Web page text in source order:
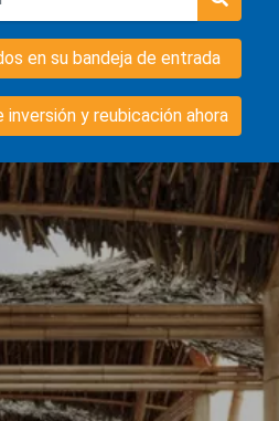
en su bandeja de entrada
y reubicación ahora